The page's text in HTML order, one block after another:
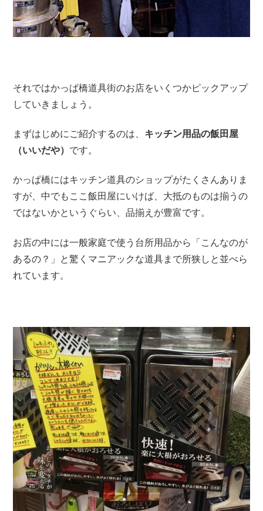
それではかっぱ橋道具街のお店をいくつかピックアップ
していきましょう。
まずはじめにご紹介するのは、 キッチン用品の飯田屋
（いいだや） です。
かっぱ橋にはキッチン道具のショップがたくさんありま
すが、中でもここ飯田屋にいけば、大抵のものは揃うの
ではないかというぐらい、品揃えが豊富です。
お店の中には一般家庭で使う台所用品から「 こんなのが
あるの？ 」と驚くマニアックな道具まで所狭しと並べら
れています。